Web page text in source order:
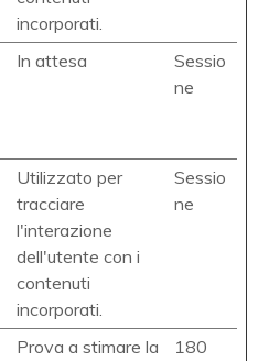
incorporati.
In attesa
Sessio
ne
Utilizzato per
tracciare
l'interazione
dell'utente con i
contenuti
incorporati.
Sessio
ne
Prova a stimare la
180